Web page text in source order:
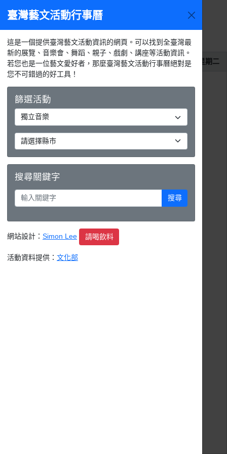
活動
選單
2026年8
月
月 週 天 活動列表
2026年8月18日 星期二
臺灣藝文活動行事曆
這是一個提供臺灣藝文活動資訊的網頁。可以找到全臺灣最
新的展覽、音樂會、舞蹈、親子、戲劇、講座等活動資訊。
若您也是一位藝文愛好者，那麼臺灣藝文活動行事曆絕對是
您不可錯過的好工具！
篩選活動
搜尋關鍵字
搜尋
網站設計： Simon Lee 請喝飲料
活動資料提供： 文化部